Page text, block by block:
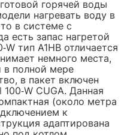
горячей воды
нагревать воду в
в системе с
есть запас нагретой
тип A1HB отличается
немного места,
в полной мере
в пакет включен
CUGA. Данная
(около метра
к
адаптирована